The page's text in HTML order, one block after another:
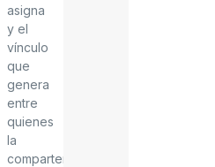
asigna
y el
vínculo
que
genera
entre
quienes
la
comparten.